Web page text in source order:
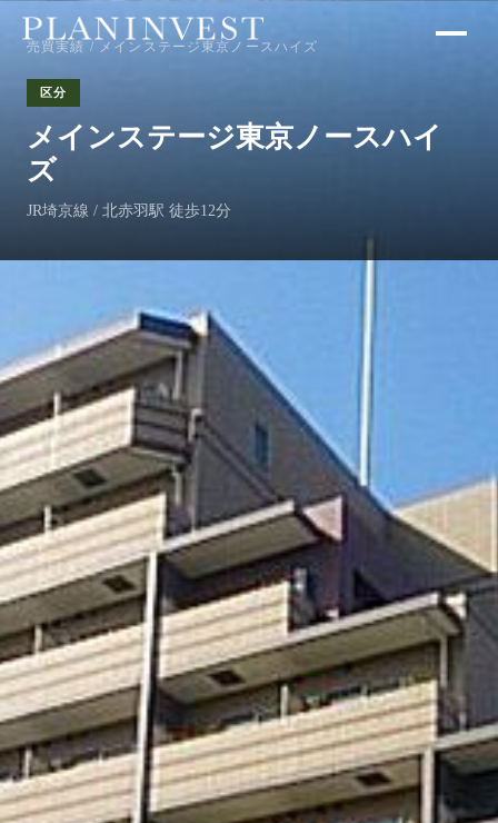
売買実績 / メインステージ東京ノースハイズ
区分
メインステージ東京ノースハイ
ズ
JR埼京線 / 北赤羽駅 徒歩12分